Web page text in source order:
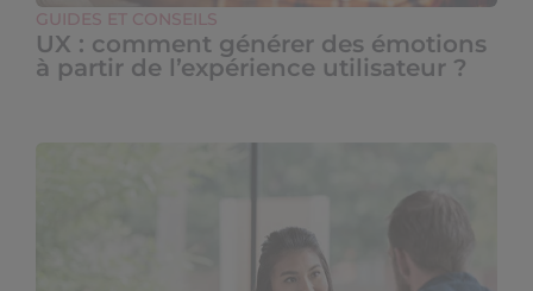
GUIDES ET CONSEILS
UX : comment générer des émotions
à partir de l’expérience utilisateur ?